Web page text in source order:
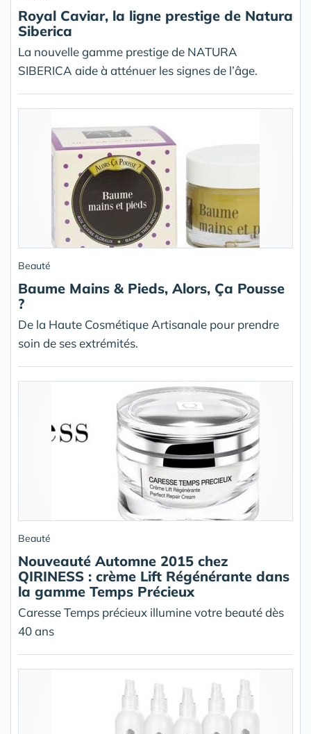
Royal Caviar, la ligne prestige de Natura
Siberica
La nouvelle gamme prestige de NATURA
SIBERICA aide à atténuer les signes de l’âge.
Beauté
Baume Mains & Pieds, Alors, Ça Pousse
?
De la Haute Cosmétique Artisanale pour prendre
soin de ses extrémités.
Beauté
Nouveauté Automne 2015 chez
QIRINESS : crème Lift Régénérante dans
la gamme Temps Précieux
Caresse Temps précieux illumine votre beauté dès
40 ans